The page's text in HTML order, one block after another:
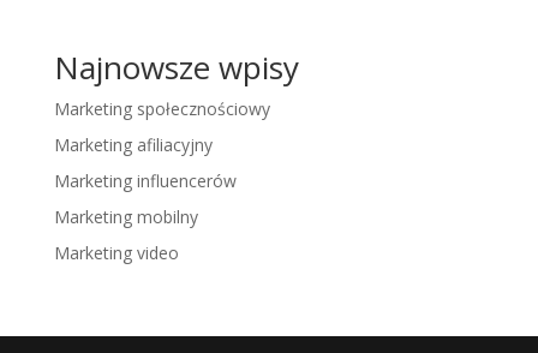
Najnowsze wpisy
Marketing społecznościowy
Marketing afiliacyjny
Marketing influencerów
Marketing mobilny
Marketing video